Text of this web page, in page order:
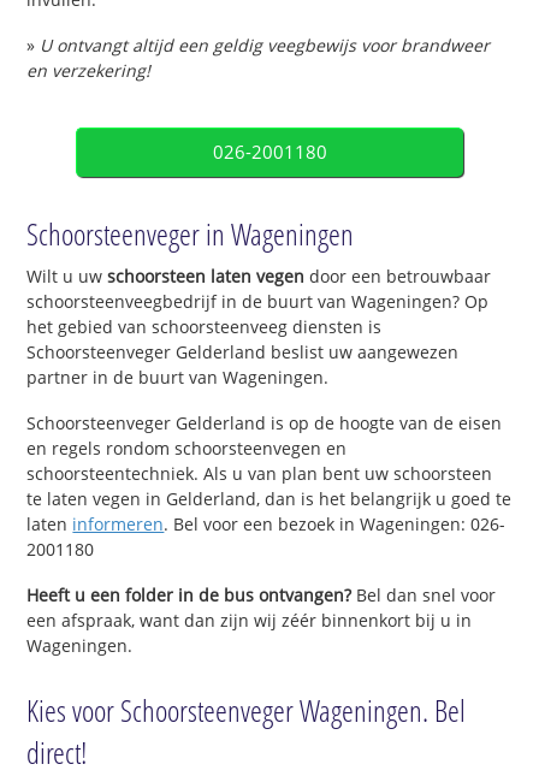
» U ontvangt altijd een geldig veegbewijs voor brandweer
en verzekering!
026-2001180
Schoorsteenveger in Wageningen
Wilt u uwschoorsteen laten vegen door een betrouwbaar
schoorsteenveegbedrijf in de buurt van Wageningen? Op
het gebied van schoorsteenveeg diensten is
Schoorsteenveger Gelderland beslist uw aangewezen
partner in de buurt van Wageningen.
Schoorsteenveger Gelderland is op de hoogte van de eisen
en regels rondom schoorsteenvegen en
schoorsteentechniek. Als u van plan bent uw schoorsteen
te laten vegen in Gelderland, dan is het belangrijk u goed te
laten informeren. Bel voor een bezoek in Wageningen: 026-
2001180
Heeft u een folder in de bus ontvangen?Bel dan snel voor
een afspraak, want dan zijn wij zéér binnenkort bij u in
Wageningen.
Kies voor Schoorsteenveger Wageningen. Bel
direct!